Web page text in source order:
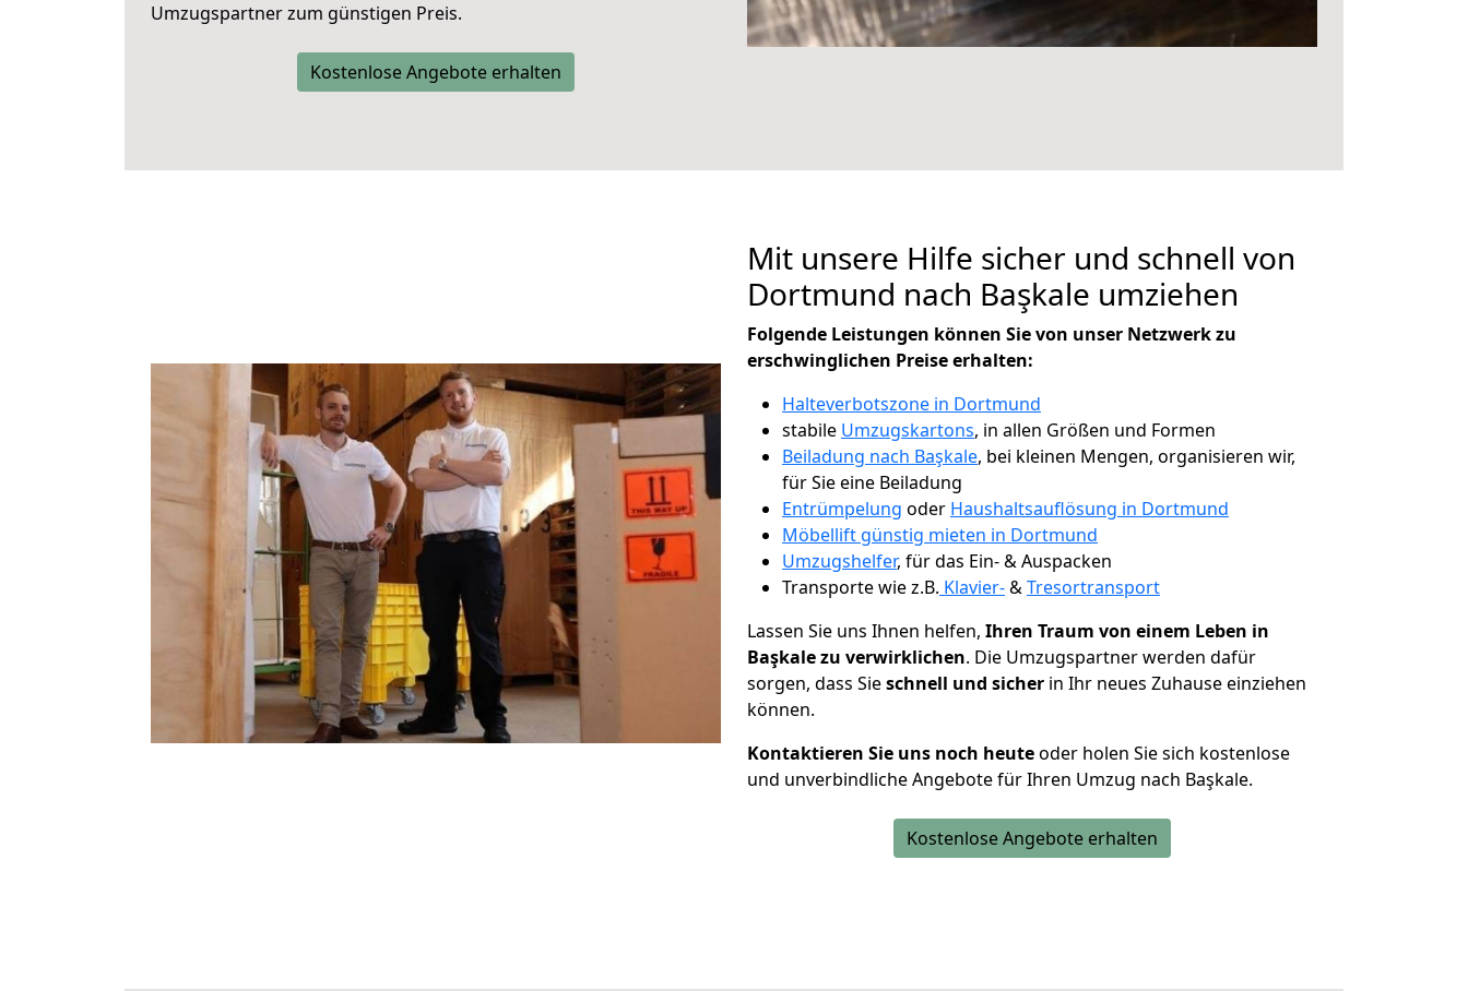
Umzugspartner zum günstigen Preis.
Kostenlose Angebote erhalten
Mit unsere Hilfe sicher und schnell von
Dortmund nach Başkale umziehen
Folgende Leistungen können Sie von unser Netzwerk zu
erschwinglichen Preise erhalten:
Halteverbotszone in Dortmund
stabile Umzugskartons, in allen Größen und Formen
Beiladung nach Başkale, bei kleinen Mengen, organisieren wir,
für Sie eine Beiladung
Entrümpelung oder Haushaltsauflösung in Dortmund
Möbellift günstig mieten in Dortmund
Umzugshelfer, für das Ein- & Auspacken
Transporte wie z.B. Klavier-&Tresortransport
Lassen Sie uns Ihnen helfen, Ihren Traum von einem Leben in
Başkale zu verwirklichen. Die Umzugspartner werden dafür
sorgen, dass Sieschnell und sicher in Ihr neues Zuhause einziehen
können.
Kontaktieren Sie uns noch heuteoder holen Sie sich kostenlose
und unverbindliche Angebote für Ihren Umzug nach Başkale.
Kostenlose Angebote erhalten